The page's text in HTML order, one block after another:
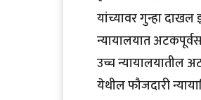
यांच्यावर गुन्हा दाखल
न्यायालयात
उच्च न्यायालयातील
येथील फौजदारी